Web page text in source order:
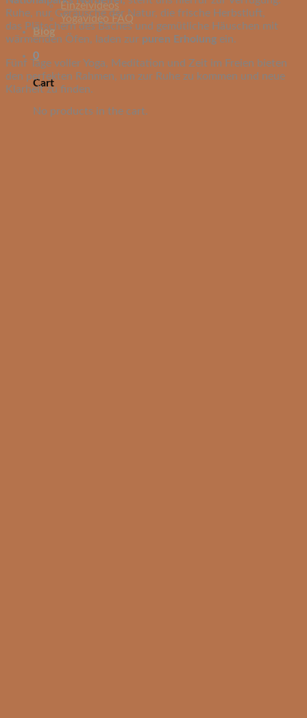
Einzelvideos
Yogavideo FAQ
Blog
0
Cart
No products in the cart.
Ruhe, nur Geräusche der Natur, die frische Herbstluft,
das Plätschern des Baches und gemütliche Häuschen mit
wärmenden Öfen, laden zur puren Erholung ein.
Fünf Tage voller Yoga, Meditation und Zeit im Freien bieten
den perfekten Rahmen, um zur Ruhe zu kommen und neue
Klarheit zu finden.